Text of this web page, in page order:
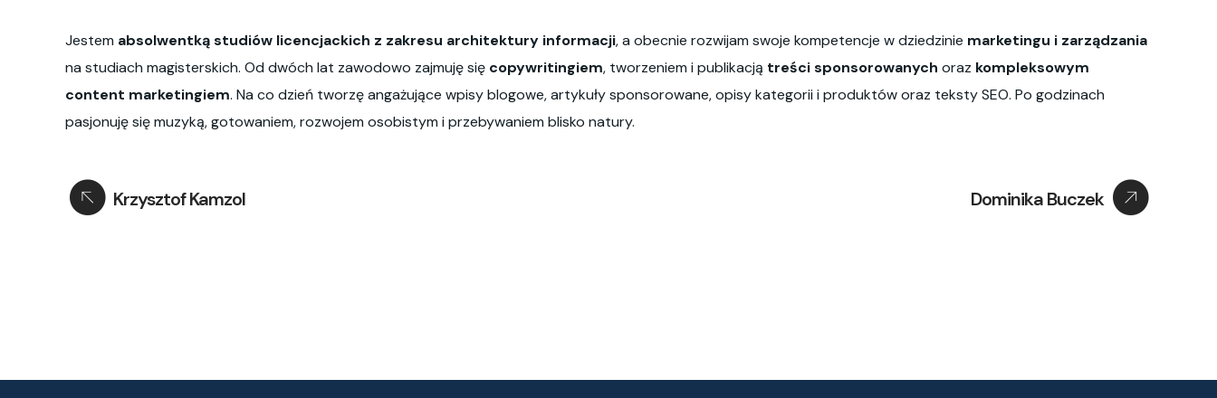
Jestem absolwentką studiów licencjackich z zakresu architektury informacji, a obecnie rozwijam swoje kompetencje w dziedzinie marketingu i zarządzania
na studiach magisterskich. Od dwóch lat zawodowo zajmuję się copywritingiem, tworzeniem i publikacją treści sponsorowanych oraz kompleksowym
content marketingiem. Na co dzień tworzę angażujące wpisy blogowe, artykuły sponsorowane, opisy kategorii i produktów oraz teksty SEO. Po godzinach
pasjonuję się muzyką, gotowaniem, rozwojem osobistym i przebywaniem blisko natury.
Krzysztof Kamzol Dominika Buczek